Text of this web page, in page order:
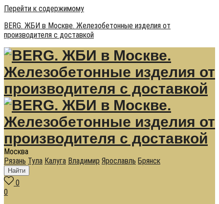
Перейти к содержимому
BERG. ЖБИ в Москве. Железобетонные изделия от
производителя с доставкой
Москва
Рязань Тула Калуга Владимир Ярославль Брянск
Найти
0
0